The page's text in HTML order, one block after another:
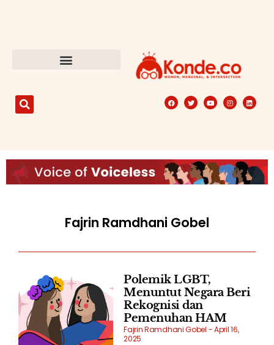
Fajrin Ramdhani Gobel
Polemik LGBT,
Menuntut Negara Beri
Rekognisi dan
Pemenuhan HAM
Fajrin Ramdhani Gobel
April 16,
2025